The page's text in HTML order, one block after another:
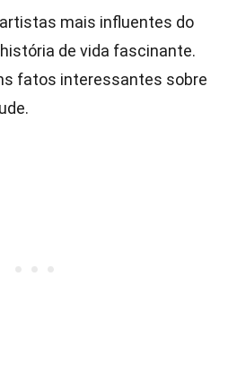
mais influentes do
de vida fascinante.
fatos interessantes sobre